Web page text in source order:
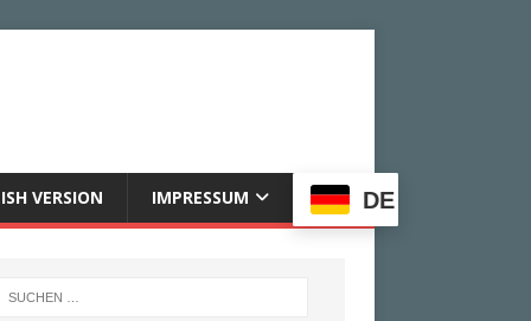
VERSION IMPRESSUM DE